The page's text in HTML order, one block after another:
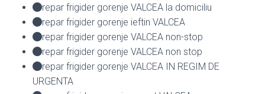
repar frigider gorenje VALCEA la domiciliu
repar frigider gorenje ieftin VALCEA
repar frigider gorenje VALCEA non-stop
repar frigider gorenje VALCEA non stop
repar frigider gorenje VALCEA IN REGIM DE
URGENTA